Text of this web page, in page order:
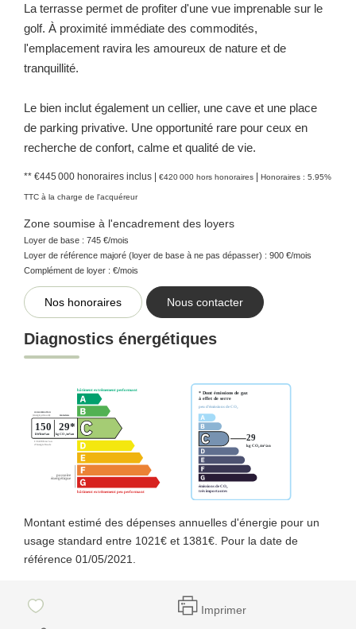
La terrasse permet de profiter d'une vue imprenable sur le
golf. À proximité immédiate des commodités,
l'emplacement ravira les amoureux de nature et de
tranquillité.
Le bien inclut également un cellier, une cave et une place
de parking privative. Une opportunité rare pour ceux en
recherche de confort, calme et qualité de vie.
** €445 000 honoraires inclus | €420 000 hors honoraires | Honoraires : 5.95%
TTC à la charge de l'acquéreur
Zone soumise à l'encadrement des loyers
Loyer de base : 745 €/mois
Loyer de référence majoré (loyer de base à ne pas dépasser) : 900 €/mois
Complément de loyer : €/mois
Nos honoraires Nous contacter
Diagnostics énergétiques
Montant estimé des dépenses annuelles d'énergie pour un
usage standard entre 1021€ et 1381€. Pour la date de
référence 01/05/2021.
Imprimer